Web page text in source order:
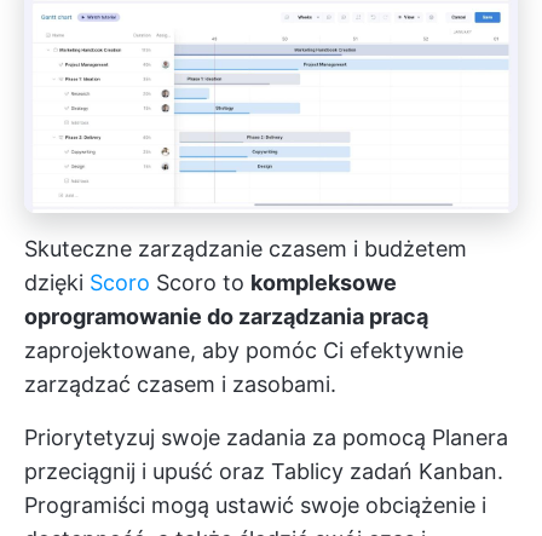
Skuteczne zarządzanie czasem i budżetem
dzięki Scoro Scoro to kompleksowe
oprogramowanie do zarządzania pracą
zaprojektowane, aby pomóc Ci efektywnie
zarządzać czasem i zasobami.
Priorytetyzuj swoje zadania za pomocą Planera
przeciągnij i upuść oraz Tablicy zadań Kanban.
Programiści mogą ustawić swoje obciążenie i